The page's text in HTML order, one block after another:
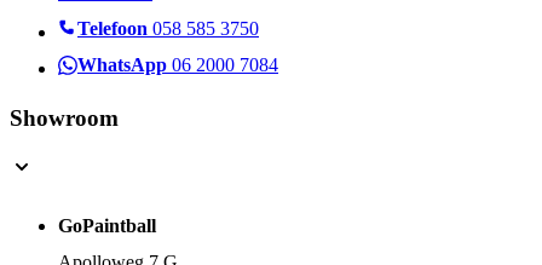
Telefoon 058 585 3750
WhatsApp 06 2000 7084
Showroom
GoPaintball